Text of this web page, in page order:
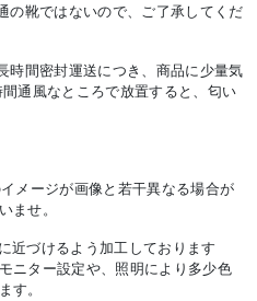
の靴ではないので、ご了承してくだ
時間密封運送につき、商品に少量気
通風なところで放置すると、匂い
メージが画像と若干異なる場合が
ませ。
近づけるよう加工しております
ニター設定や、照明により多少色
す。